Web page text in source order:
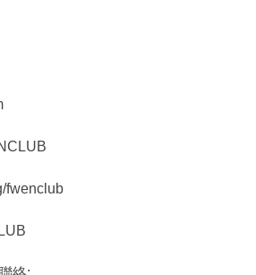
fwenclub